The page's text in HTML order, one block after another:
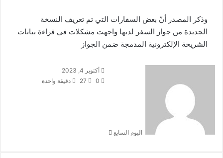
وذكر المصدر أنّ بعض السفارات التي تم تعريف النسخة
الجديدة من جواز السفر لديها واجهت مشكلات في قراءة بيانات
الشريحة الإلكترونية المدمجة ضمن الجواز
اليوم السابع
أرسل
بريدا
أكتوبر 4, 2023
0
27 دقيقة واحدة